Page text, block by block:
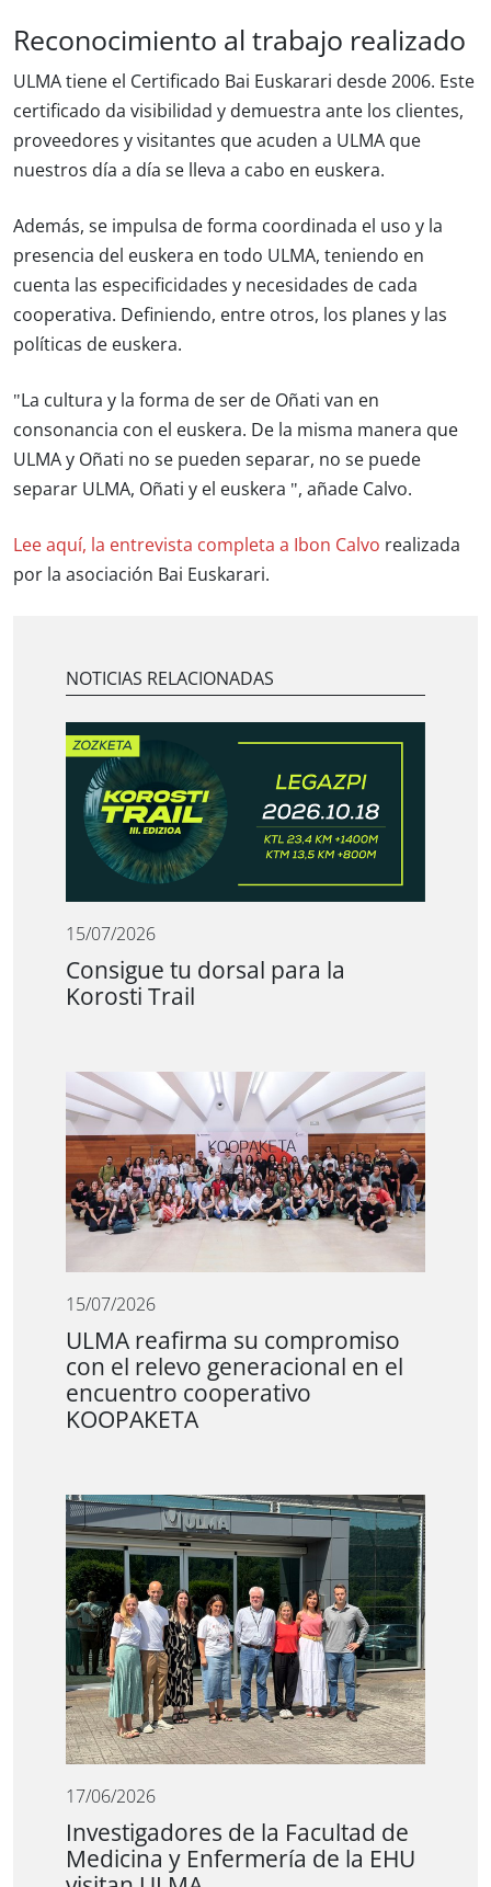
Reconocimiento al trabajo realizado
ULMA tiene el Certificado Bai Euskarari desde 2006. Este
certificado da visibilidad y demuestra ante los clientes,
proveedores y visitantes que acuden a ULMA que
nuestros día a día se lleva a cabo en euskera.
Además, se impulsa de forma coordinada el uso y la
presencia del euskera en todo ULMA, teniendo en
cuenta las especificidades y necesidades de cada
cooperativa. Definiendo, entre otros, los planes y las
políticas de euskera.
"La cultura y la forma de ser de Oñati van en
consonancia con el euskera. De la misma manera que
ULMA y Oñati no se pueden separar, no se puede
separar ULMA, Oñati y el euskera ", añade Calvo.
Lee aquí, la entrevista completa a Ibon Calvo realizada
por la asociación Bai Euskarari.
NOTICIAS RELACIONADAS
15/07/2026
Consigue tu dorsal para la
Korosti Trail
15/07/2026
ULMA reafirma su compromiso
con el relevo generacional en el
encuentro cooperativo
KOOPAKETA
17/06/2026
Investigadores de la Facultad de
Medicina y Enfermería de la EHU